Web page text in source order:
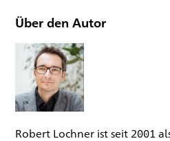
Über den Autor
Robert Lochner ist seit 2001